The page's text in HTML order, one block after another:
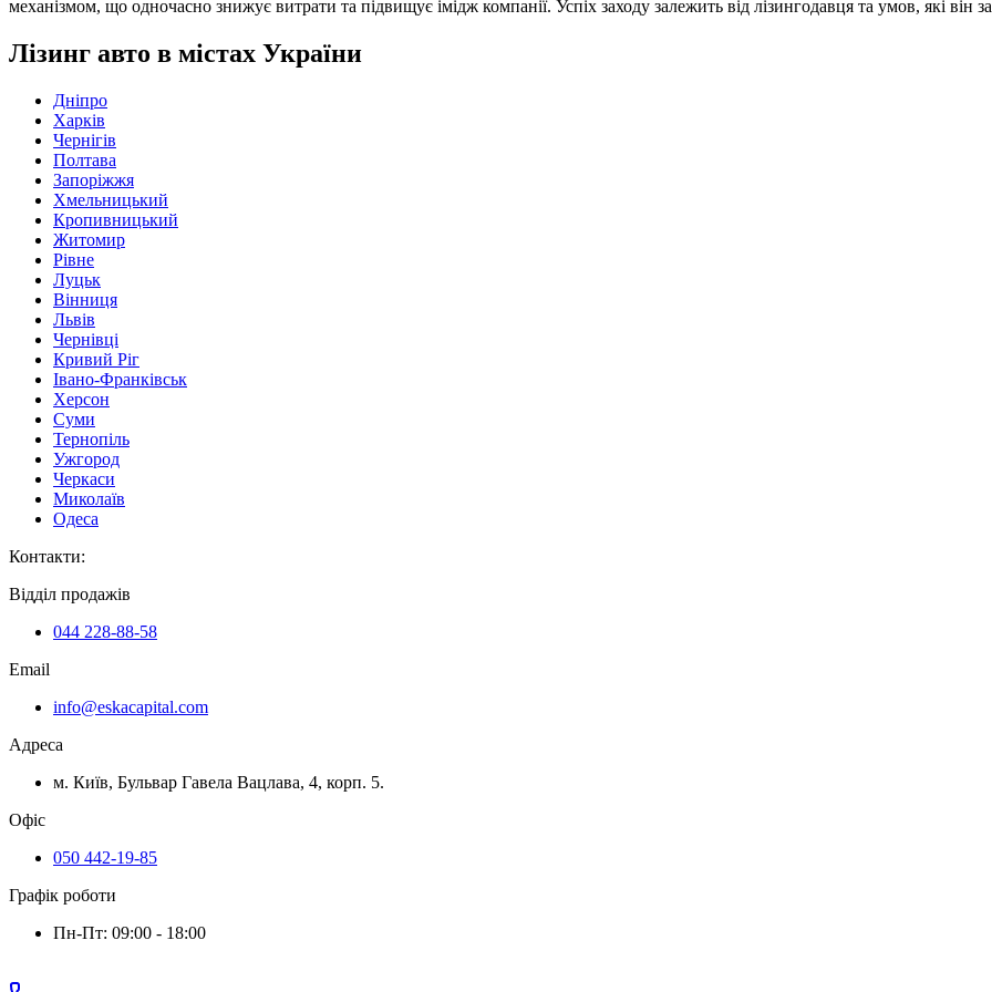
механізмом, що одночасно знижує витрати та підвищує імідж компанії. Успіх заходу залежить від лізингодавця та умов, які він
Лізинг авто в містах України
Дніпро
Харків
Чернігів
Полтава
Запоріжжя
Хмельницький
Кропивницький
Житомир
Рівне
Луцьк
Вінниця
Львів
Чернівці
Кривий Ріг
Івано-Франківськ
Херсон
Суми
Тернопіль
Ужгород
Черкаси
Миколаїв
Одеса
Контакти:
Відділ продажів
044 228-88-58
Email
info@eskacapital.com
Адреса
м. Київ, Бульвар Гавела Вацлава, 4, корп. 5.
Офіс
050 442-19-85
Графік роботи
Пн-Пт: 09:00 - 18:00